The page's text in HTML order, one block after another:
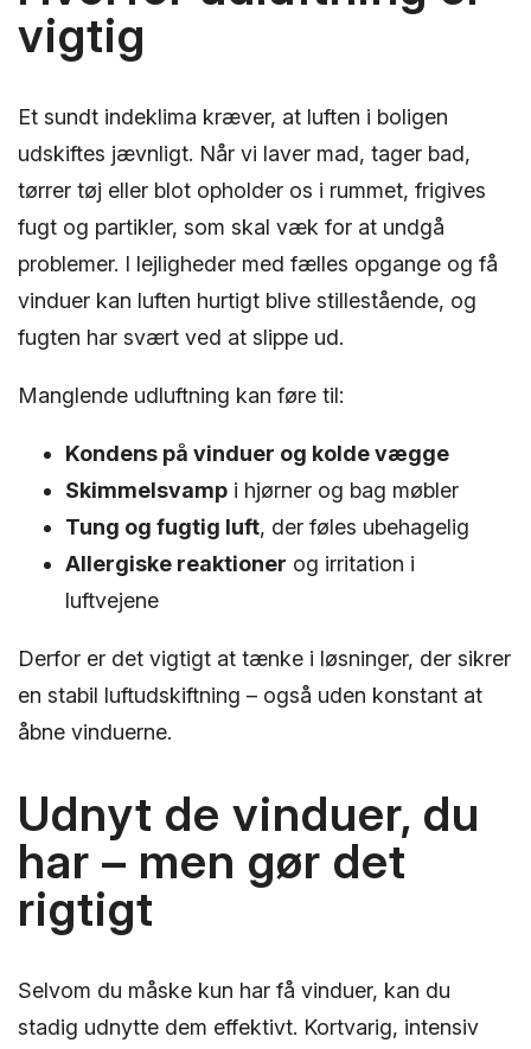
vigtig
Et sundt indeklima kræver, at luften i boligen
udskiftes jævnligt. Når vi laver mad, tager bad,
tørrer tøj eller blot opholder os i rummet, frigives
fugt og partikler, som skal væk for at undgå
problemer. I lejligheder med fælles opgange og få
vinduer kan luften hurtigt blive stillestående, og
fugten har svært ved at slippe ud.
Manglende udluftning kan føre til:
Kondens på vinduer og kolde vægge
Skimmelsvamp i hjørner og bag møbler
Tung og fugtig luft, der føles ubehagelig
Allergiske reaktioner og irritation i
luftvejene
Derfor er det vigtigt at tænke i løsninger, der sikrer
en stabil luftudskiftning – også uden konstant at
åbne vinduerne.
Udnyt de vinduer, du
har – men gør det
rigtigt
Selvom du måske kun har få vinduer, kan du
stadig udnytte dem effektivt. Kortvarig, intensiv